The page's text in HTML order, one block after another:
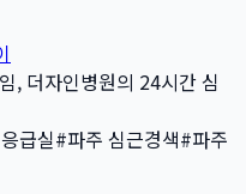
, 더자인병원의 24시간 심
급실#파주 심근경색#파주